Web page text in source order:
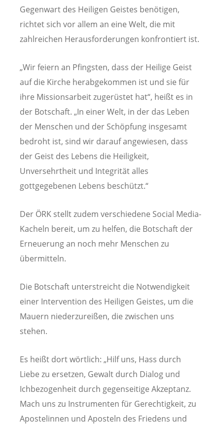
Gegenwart des Heiligen Geistes benötigen,
richtet sich vor allem an eine Welt, die mit
zahlreichen Herausforderungen konfrontiert ist.
„Wir feiern an Pfingsten, dass der Heilige Geist
auf die Kirche herabgekommen ist und sie für
ihre Missionsarbeit zugerüstet hat“, heißt es in
der Botschaft. „In einer Welt, in der das Leben
der Menschen und der Schöpfung insgesamt
bedroht ist, sind wir darauf angewiesen, dass
der Geist des Lebens die Heiligkeit,
Unversehrtheit und Integrität alles
gottgegebenen Lebens beschützt.“
Der ÖRK stellt zudem verschiedene Social Media-
Kacheln bereit, um zu helfen, die Botschaft der
Erneuerung an noch mehr Menschen zu
übermitteln.
Die Botschaft unterstreicht die Notwendigkeit
einer Intervention des Heiligen Geistes, um die
Mauern niederzureißen, die zwischen uns
stehen.
Es heißt dort wörtlich: „Hilf uns, Hass durch
Liebe zu ersetzen, Gewalt durch Dialog und
Ichbezogenheit durch gegenseitige Akzeptanz.
Mach uns zu Instrumenten für Gerechtigkeit, zu
Apostelinnen und Aposteln des Friedens und